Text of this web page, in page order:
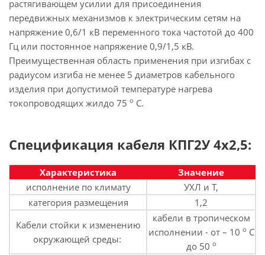
растягивающем усилии для присоединения
передвижных механизмов к электрическим сетям на
напряжение 0,6/1 кВ переменного тока частотой до 400
Гц или постоянное напряжение 0,9/1,5 кВ.
Преимущественная область применения при изгибах с
радиусом изгиба не менее 5 диаметров кабельного
изделия при допустимой температуре нагрева
токопроводящих жилдо 75 о С.
Спецификация кабеля КПГ2У 4х2,5:
Характеристика
Значение
исполнение по климату
УХЛ и Т,
категория размещения
1,2
Кабели стойки к изменению
окружающей среды:
кабели в тропическом
исполнении - от – 10 о С
до 50 о